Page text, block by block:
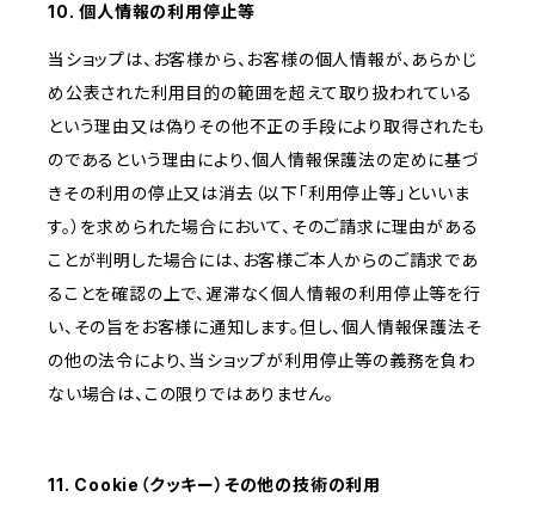
10. 個人情報の利用停止等
当ショップは、お客様から、お客様の個人情報が、あらかじ
め公表された利用目的の範囲を超えて取り扱われている
という理由又は偽りその他不正の手段により取得されたも
のであるという理由により、個人情報保護法の定めに基づ
きその利用の停止又は消去（以下「利用停止等」といいま
す。）を求められた場合において、そのご請求に理由がある
ことが判明した場合には、お客様ご本人からのご請求であ
ることを確認の上で、遅滞なく個人情報の利用停止等を行
い、その旨をお客様に通知します。但し、個人情報保護法そ
の他の法令により、当ショップが利用停止等の義務を負わ
ない場合は、この限りではありません。
11. Cookie（クッキー）その他の技術の利用